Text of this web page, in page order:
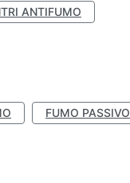
ANTIFUMO
FUMO PASSIVO